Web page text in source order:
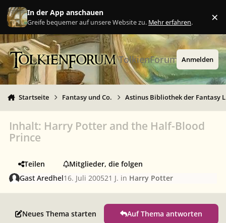
Zu Inhalt springen
In der App anschauen
Greife bequemer auf unsere Website zu. Mehr erfahren. ×
TolkienForum Anmelden
Startseite Fantasy und Co. Astinus Bibliothek der Fantasy
Inhalt: Harry Potter and the Half-Blood
Prince
Teilen
Mitglieder, die folgen
Gast Aredhel16. Juli 200521 J. in Harry Potter
Neues Thema starten Auf Thema antworten